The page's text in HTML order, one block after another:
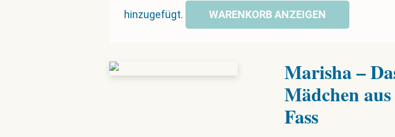
hinzugefügt.
WARENKORB ANZEIGEN
Marisha –
Mädchen
Fass